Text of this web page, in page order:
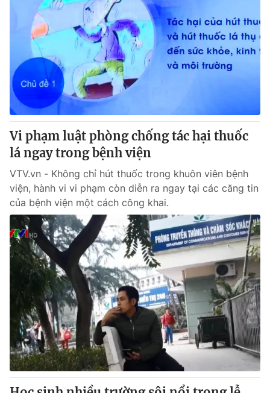
Vi phạm luật phòng chống tác hại thuốc
lá ngay trong bệnh viện
VTV.vn - Không chỉ hút thuốc trong khuôn viên bệnh
viện, hành vi vi phạm còn diễn ra ngay tại các căng tin
của bệnh viện một cách công khai.